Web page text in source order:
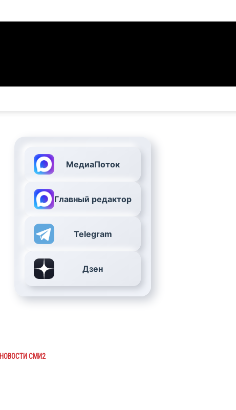
МедиаПоток
Главный редактор
Telegram
Дзен
НОВОСТИ СМИ2